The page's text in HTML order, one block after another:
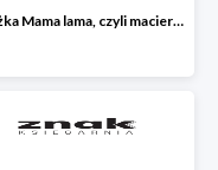
Książka Mama lama, czyli macierzyństwo i inne przypadłości życiowe